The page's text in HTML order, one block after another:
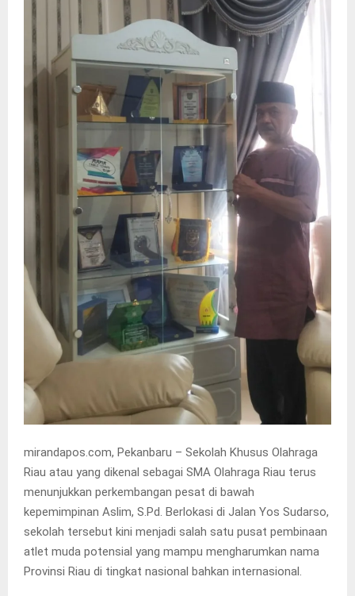
mirandapos.com, Pekanbaru – Sekolah Khusus Olahraga
Riau atau yang dikenal sebagai SMA Olahraga Riau terus
menunjukkan perkembangan pesat di bawah
kepemimpinan Aslim, S.Pd. Berlokasi di Jalan Yos Sudarso,
sekolah tersebut kini menjadi salah satu pusat pembinaan
atlet muda potensial yang mampu mengharumkan nama
Provinsi Riau di tingkat nasional bahkan internasional.